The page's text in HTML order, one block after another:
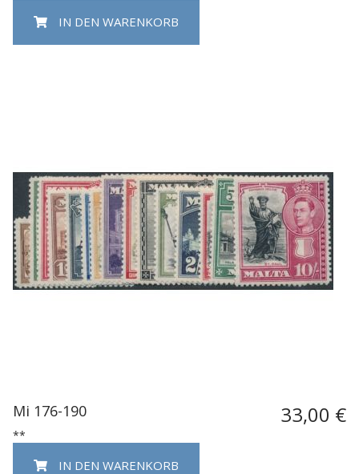
IN DEN WARENKORB
Mi 176-190 33,00 €
**
IN DEN WARENKORB